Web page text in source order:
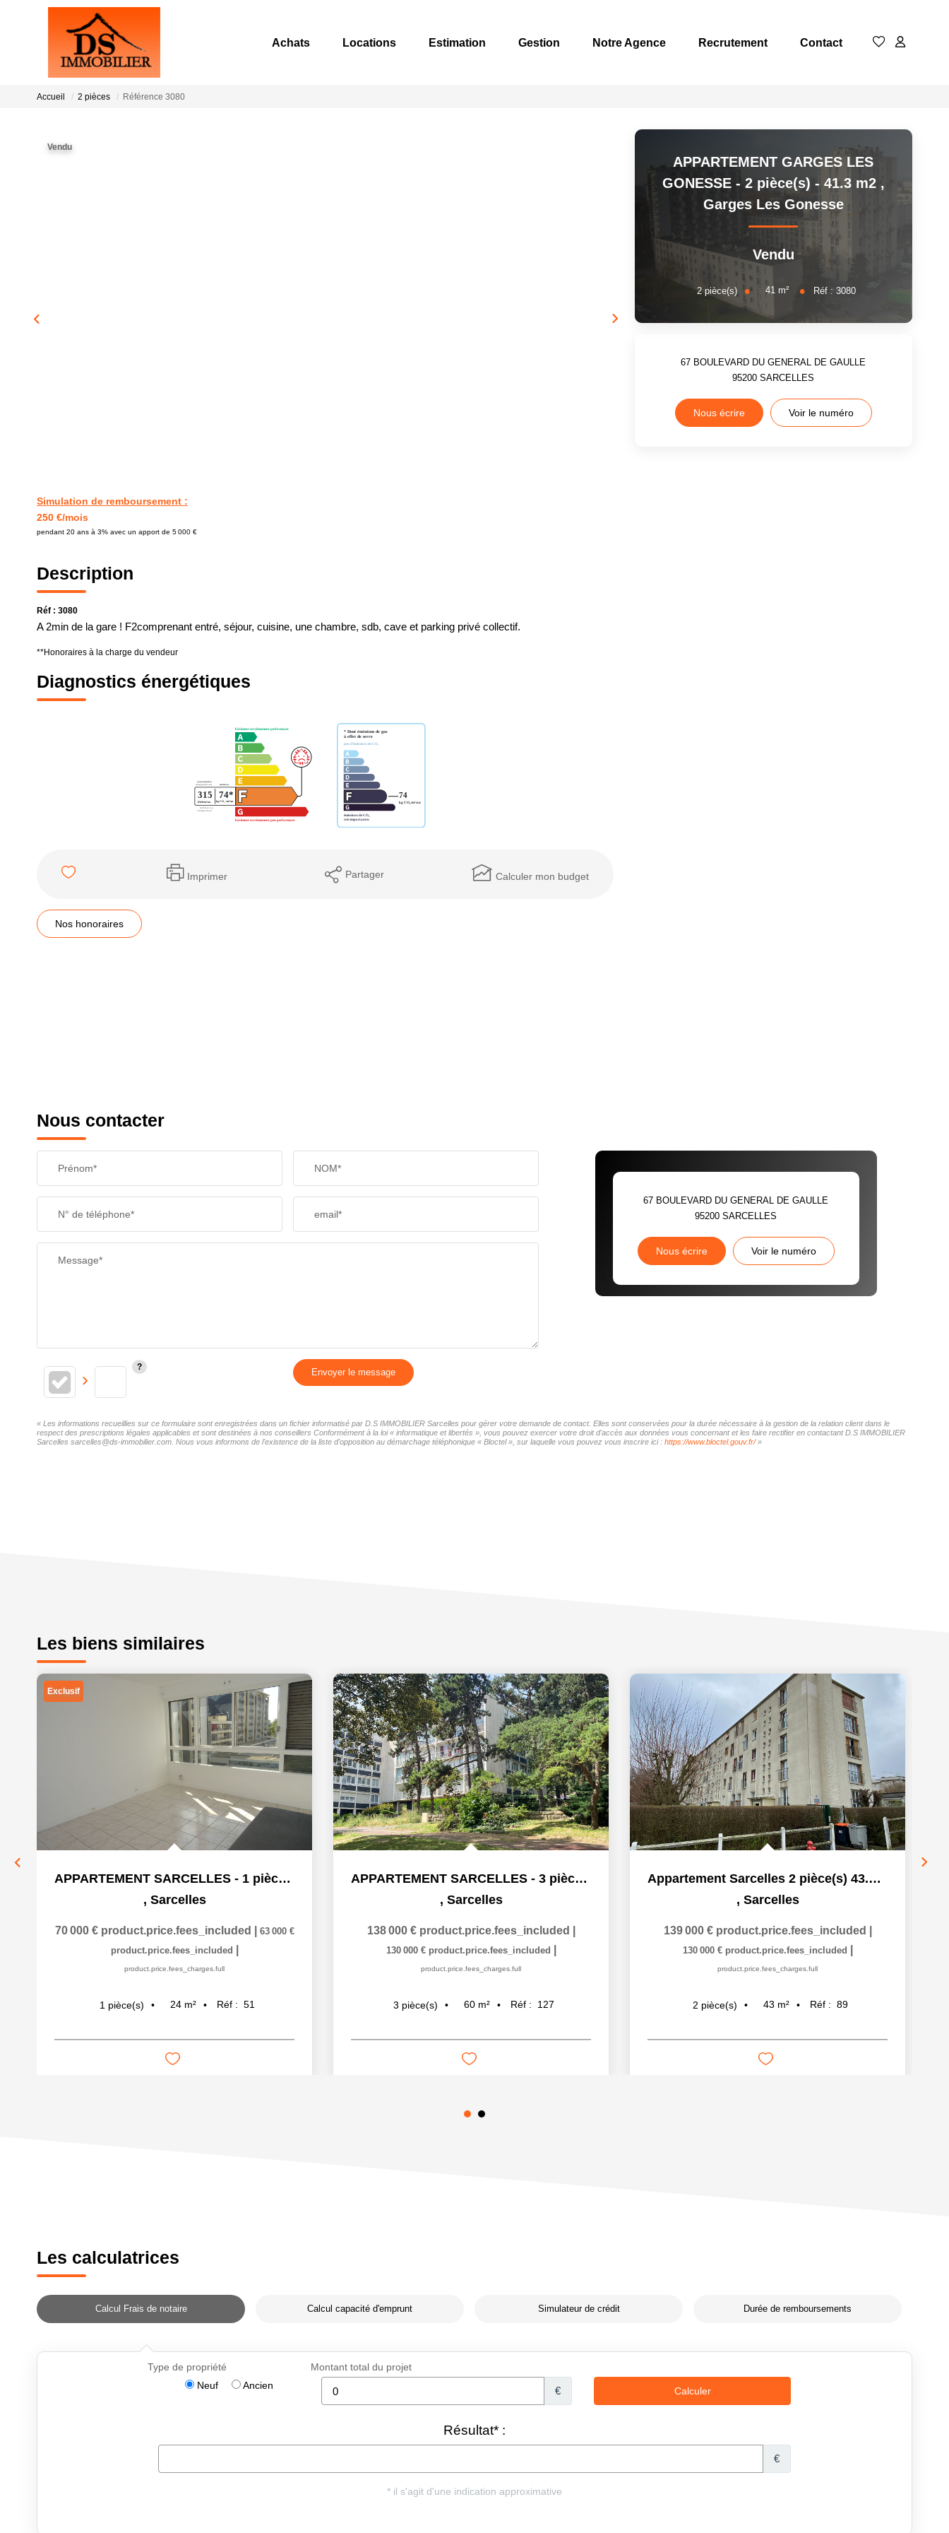
Achats Locations Estimation Gestion Notre Agence Recrutement Contact
Accueil 2 pièces Référence 3080
Vendu
Simulation de remboursement :
250 €/mois
pendant 20 ans à 3% avec un apport de 5 000 €
Description
Réf : 3080
A 2min de la gare ! F2comprenant entré, séjour, cuisine, une chambre, sdb, cave et parking privé collectif.
**Honoraires à la charge du vendeur
Diagnostics énergétiques
Imprimer Partager Calculer mon budget
Nos honoraires
APPARTEMENT GARGES LES
GONESSE - 2 pièce(s) - 41.3 m2 ,
Garges Les Gonesse
Vendu
2 pièce(s) 41 m² Réf : 3080
67 BOULEVARD DU GENERAL DE GAULLE
95200SARCELLES
Nous écrire Voir le numéro
Nous contacter
Prénom* NOM*
N° de téléphone* email*
Message*
Envoyer le message
67 BOULEVARD DU GENERAL DE GAULLE
95200SARCELLES
Nous écrire Voir le numéro
« Les informations recueillies sur ce formulaire sont enregistrées dans un fichier informatisé par D.S IMMOBILIER Sarcelles pour gérer votre demande de contact. Elles sont conservées pour la durée nécessaire à la gestion de la relation client dans le
respect des prescriptions légales applicables et sont destinées à nos conseillers Conformément à la loi « informatique et libertés », vous pouvez exercer votre droit d'accès aux données vous concernant et les faire rectifier en contactant D.S IMMOBILIER
Sarcelles sarcelles@ds-immobilier.com. Nous vous informons de l'existence de la liste d'opposition au démarchage téléphonique « Bloctel », sur laquelle vous pouvez vous inscrire ici : https://www.bloctel.gouv.fr/»
Les biens similaires
Exclusif
APPARTEMENT SARCELLES - 1 pièce(s) - 25 m2
, Sarcelles
70 000 € product.price.fees_included
63 000 €
product.price.fees_included
product.price.fees_charges.full
1 pièce(s) 24 m² Réf : 51
APPARTEMENT SARCELLES - 3 pièce(s) - 60.15 m2
, Sarcelles
138 000 € product.price.fees_included
130 000 € product.price.fees_included
product.price.fees_charges.full
3 pièce(s) 60 m² Réf : 127
Appartement Sarcelles 2 pièce(s) 43.28 m2
, Sarcelles
139 000 € product.price.fees_included
130 000 € product.price.fees_included
product.price.fees_charges.full
2 pièce(s) 43 m² Réf : 89
Les calculatrices
Calcul Frais de notaire Calcul capacité d'emprunt Simulateur de crédit Durée de remboursements